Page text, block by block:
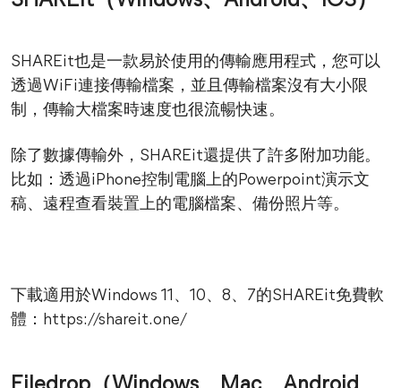
SHAREit也是一款易於使用的傳輸應用程式，您可以
透過WiFi連接傳輸檔案，並且傳輸檔案沒有大小限
制，傳輸大檔案時速度也很流暢快速。
除了數據傳輸外，SHAREit還提供了許多附加功能。
比如：透過iPhone控制電腦上的Powerpoint演示文
稿、遠程查看裝置上的電腦檔案、備份照片等。
下載適用於Windows 11、10、8、7的SHAREit免費軟
體：https://shareit.one/